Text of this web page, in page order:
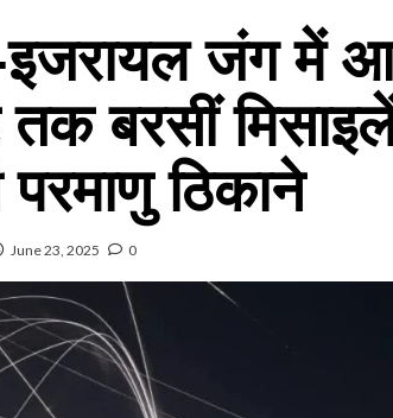
इजरायल जंग में
तक बरसीं
परमाणु ठिकाने
June 23, 2025 0